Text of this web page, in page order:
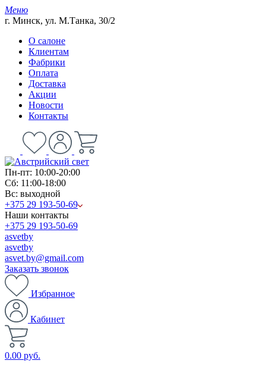
Меню
г. Минск, ул. М.Танка, 30/2
О салоне
Клиентам
Фабрики
Оплата
Доставка
Акции
Новости
Контакты
Пн-пт: 10:00-20:00
Сб: 11:00-18:00
Вс: выходной
+375 29 193-50-69
Наши контакты
+375 29 193-50-69
asvetby
asvetby
asvet.by@gmail.com
Заказать звонок
Избранное
Кабинет
0.00 руб.